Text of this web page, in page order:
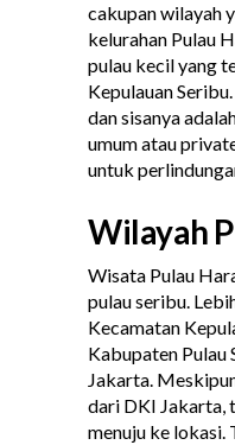
cakupan wilayah
kelurahan Pulau
pulau kecil yang
Kepulauan
dan sisanya
umum atau
untuk
Wilayah
Wisata Pulau
pulau seribu.
Kecamatan
Kabupaten Pulau
Jakarta.
dari DKI Jakarta,
menuju ke lokasi.